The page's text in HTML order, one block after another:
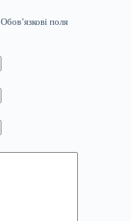
Обов’язкові поля